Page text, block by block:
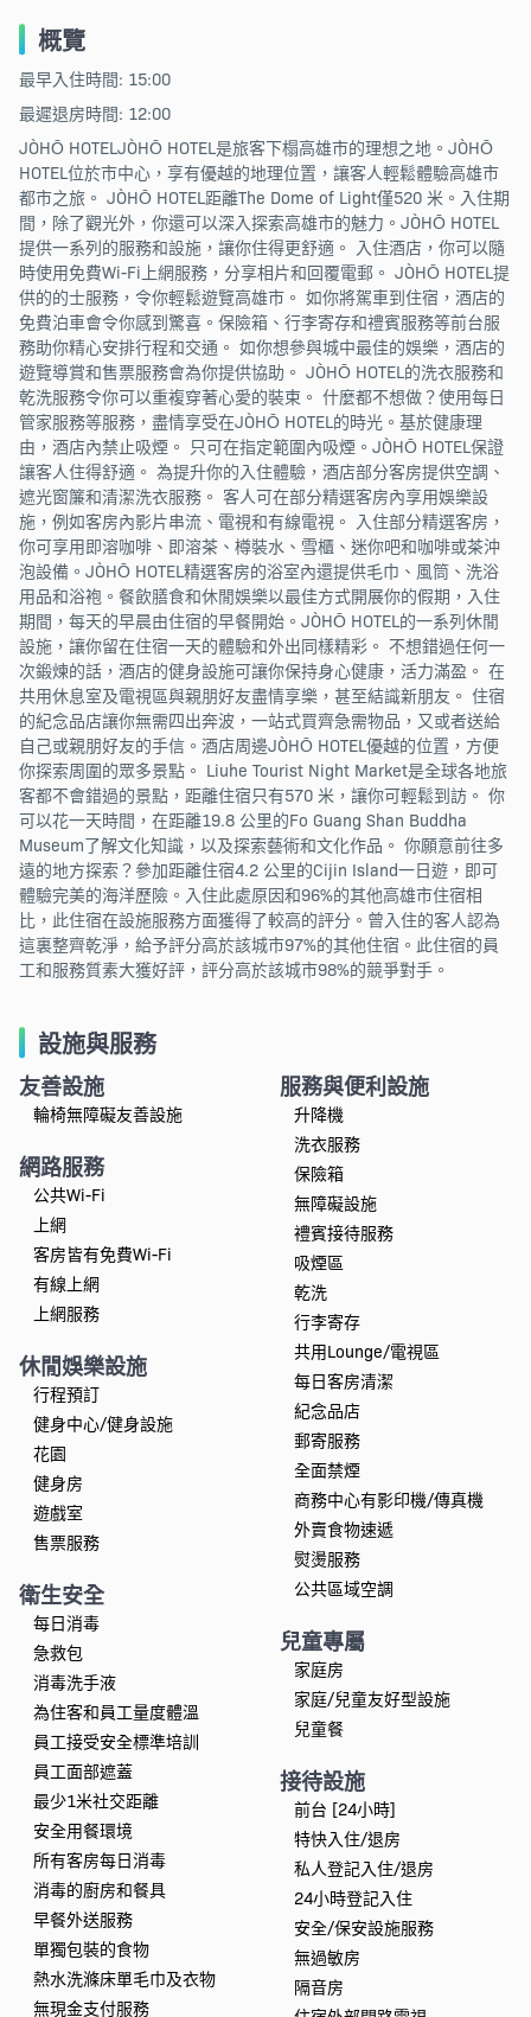
概覽
最早入住時間: 15:00
最遲退房時間: 12:00
JÒHŌ HOTELJÒHŌ HOTEL是旅客下榻高雄市的理想之地。JÒHŌ
HOTEL位於市中心，享有優越的地理位置，讓客人輕鬆體驗高雄市
都市之旅。 JÒHŌ HOTEL距離The Dome of Light僅520 米。入住期
間，除了觀光外，你還可以深入探索高雄市的魅力。JÒHŌ HOTEL
提供一系列的服務和設施，讓你住得更舒適。 入住酒店，你可以隨
時使用免費Wi-Fi上網服務，分享相片和回覆電郵。 JÒHŌ HOTEL提
供的的士服務，令你輕鬆遊覽高雄市。 如你將駕車到住宿，酒店的
免費泊車會令你感到驚喜。保險箱、行李寄存和禮賓服務等前台服
務助你精心安排行程和交通。 如你想參與城中最佳的娛樂，酒店的
遊覽導賞和售票服務會為你提供協助。 JÒHŌ HOTEL的洗衣服務和
乾洗服務令你可以重複穿著心愛的裝束。 什麼都不想做？使用每日
管家服務等服務，盡情享受在JÒHŌ HOTEL的時光。基於健康理
由，酒店內禁止吸煙。 只可在指定範圍內吸煙。JÒHŌ HOTEL保證
讓客人住得舒適。 為提升你的入住體驗，酒店部分客房提供空調、
遮光窗簾和清潔洗衣服務。 客人可在部分精選客房內享用娛樂設
施，例如客房內影片串流、電視和有線電視。 入住部分精選客房，
你可享用即溶咖啡、即溶茶、樽裝水、雪櫃、迷你吧和咖啡或茶沖
泡設備。JÒHŌ HOTEL精選客房的浴室內還提供毛巾、風筒、洗浴
用品和浴袍。餐飲膳食和休閒娛樂以最佳方式開展你的假期，入住
期間，每天的早晨由住宿的早餐開始。JÒHŌ HOTEL的一系列休閒
設施，讓你留在住宿一天的體驗和外出同樣精彩。 不想錯過任何一
次鍛煉的話，酒店的健身設施可讓你保持身心健康，活力滿盈。 在
共用休息室及電視區與親朋好友盡情享樂，甚至結識新朋友。 住宿
的紀念品店讓你無需四出奔波，一站式買齊急需物品，又或者送給
自己或親朋好友的手信。酒店周邊JÒHŌ HOTEL優越的位置，方便
你探索周圍的眾多景點。 Liuhe Tourist Night Market是全球各地旅
客都不會錯過的景點，距離住宿只有570 米，讓你可輕鬆到訪。 你
可以花一天時間，在距離19.8 公里的Fo Guang Shan Buddha
Museum了解文化知識，以及探索藝術和文化作品。 你願意前往多
遠的地方探索？參加距離住宿4.2 公里的Cijin Island一日遊，即可
體驗完美的海洋歷險。入住此處原因和96%的其他高雄市住宿相
比，此住宿在設施服務方面獲得了較高的評分。曾入住的客人認為
這裏整齊乾淨，給予評分高於該城市97%的其他住宿。此住宿的員
工和服務質素大獲好評，評分高於該城市98%的競爭對手。
設施與服務
友善設施
輪椅無障礙友善設施
網路服務
公共Wi-Fi
上網
客房皆有免費Wi-Fi
有線上網
上網服務
休閒娛樂設施
行程預訂
健身中心/健身設施
花園
健身房
遊戲室
售票服務
衛生安全
每日消毒
急救包
消毒洗手液
為住客和員工量度體溫
員工接受安全標準培訓
員工面部遮蓋
最少1米社交距離
安全用餐環境
所有客房每日消毒
消毒的廚房和餐具
早餐外送服務
單獨包裝的食物
熱水洗滌床單毛巾及衣物
無現金支付服務
服務與便利設施
升降機
洗衣服務
保險箱
無障礙設施
禮賓接待服務
吸煙區
乾洗
行李寄存
共用Lounge/電視區
每日客房清潔
紀念品店
郵寄服務
全面禁煙
商務中心有影印機/傳真機
外賣食物速遞
熨燙服務
公共區域空調
兒童專屬
家庭房
家庭/兒童友好型設施
兒童餐
接待設施
前台 [24小時]
特快入住/退房
私人登記入住/退房
24小時登記入住
安全/保安設施服務
無過敏房
隔音房